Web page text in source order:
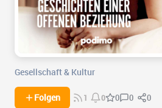
Gesellschaft & Kultur
Folgen 1 0 0 0 0